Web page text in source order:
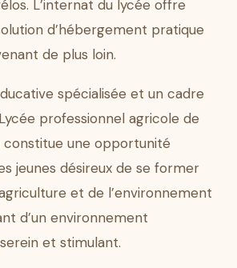
L’internat du lycée offre
d’hébergement pratique
de plus loin.
spécialisée et un cadre
professionnel agricole de
une opportunité
jeunes désireux de se former
et de l’environnement
d’un environnement
et stimulant.